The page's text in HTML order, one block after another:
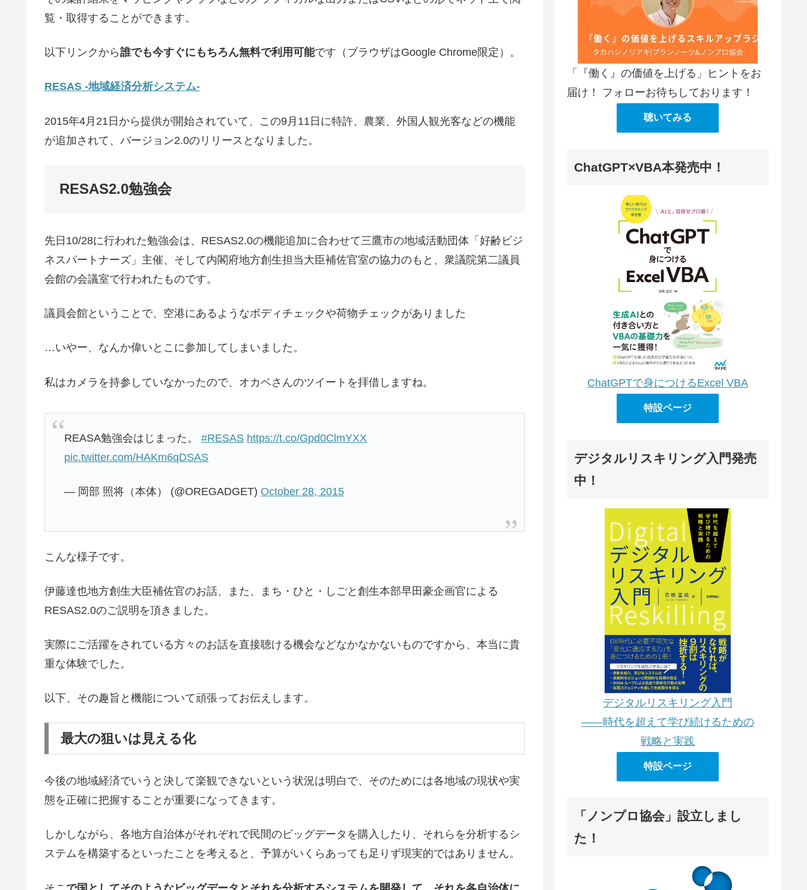
覧・取得することができます。
以下リンクから誰でも今すぐにもちろん無料で利用可能です（ブラウザはGoogle Chrome限定）。
RESAS -地域経済分析システム-
2015年4月21日から提供が開始されていて、この9月11日に特許、農業、外国人観光客などの機能
が追加されて、バージョン2.0のリリースとなりました。
RESAS2.0勉強会
先日10/28に行われた勉強会は、RESAS2.0の機能追加に合わせて三鷹市の地域活動団体「好齢ビジ
ネスパートナーズ」主催、そして内閣府地方創生担当大臣補佐官室の協力のもと、衆議院第二議員
会館の会議室で行われたものです。
議員会館ということで、空港にあるようなボディチェックや荷物チェックがありました
…いやー、なんか偉いとこに参加してしまいました。
私はカメラを持参していなかったので、オカベさんのツイートを拝借しますね。
REASA勉強会はじまった。 #RESAS https://t.co/Gpd0ClmYXX
pic.twitter.com/HAKm6qDSAS
— 岡部 照将（本体） (@OREGADGET) October 28, 2015
こんな様子です。
伊藤達也地方創生大臣補佐官のお話、また、まち・ひと・しごと創生本部早田豪企画官による
RESAS2.0のご説明を頂きました。
実際にご活躍をされている方々のお話を直接聴ける機会などなかなかないものですから、本当に貴
重な体験でした。
以下、その趣旨と機能について頑張ってお伝えします。
最大の狙いは見える化
今後の地域経済でいうと決して楽観できないという状況は明白で、そのためには各地域の現状や実
態を正確に把握することが重要になってきます。
しかしながら、各地方自治体がそれぞれで民間のビッグデータを購入したり、それらを分析するシ
ステムを構築するといったことを考えると、予算がいくらあっても足りず現実的ではありません。
そこ で国としてそのようなビッグデータとそれを分析するシステムを開発して、それを各自治体に
「『働く』の価値を上げる」ヒントをお
届け！ フォローお待ちしております！
聴いてみる
ChatGPT×VBA本発売中！
ChatGPTで身につけるExcel VBA
特設ページ
デジタルリスキリング入門発売
中！
デジタルリスキリング入門
――時代を超えて学び続けるための
戦略と実践
特設ページ
「ノンプロ協会」設立しまし
た！